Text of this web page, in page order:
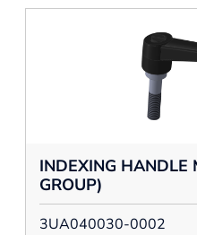
INDEXING
GROUP)
3UA040030-0002